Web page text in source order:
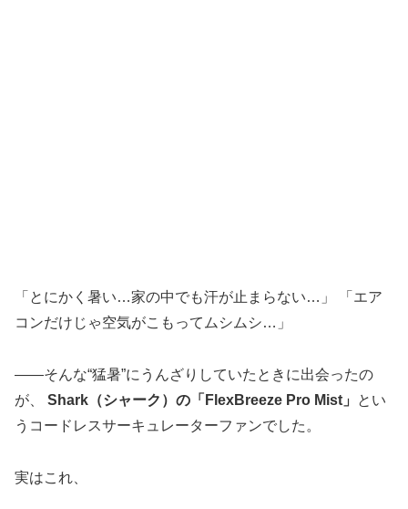
「とにかく暑い…家の中でも汗が止まらない…」 「エア
コンだけじゃ空気がこもってムシムシ…」
——そんな“猛暑”にうんざりしていたときに出会ったの
が、 Shark（シャーク）の「FlexBreeze Pro Mist」
とい
うコードレスサーキュレーターファンでした。
実はこれ、